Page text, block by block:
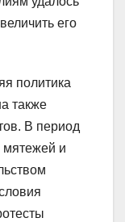
его
политика
также
В период
мятежей и